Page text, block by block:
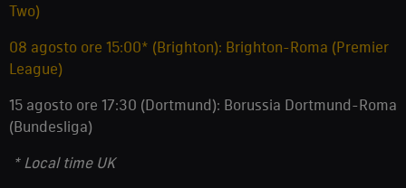
Two)
08 agosto ore 15:00* (Brighton): Brighton-Roma (Premier
League)
15 agosto ore 17:30 (Dortmund): Borussia Dortmund-Roma
(Bundesliga)
* Local time UK